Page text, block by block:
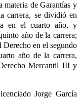
materia de Garantías y
carrera, se dividió en
en el cuarto año, y
año de la carrera;
Derecho en el segundo
año de la carrera,
Mercantil III y
Jorge García